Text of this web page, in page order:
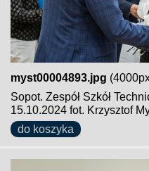
myst00004893.jpg
Sopot. Zespół Szkół
15.10.2024 fot. Krzysztof
do koszyka